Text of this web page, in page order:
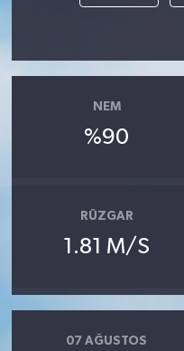
NEM
%90
RÜZGAR
1.81 M/S
07 AĞUSTOS